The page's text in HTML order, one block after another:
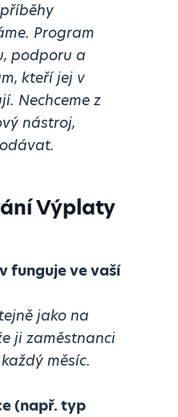
Program
podporu a
kteří jej v
Nechceme z
nástroj,
Výplaty
funguje ve vaší
jako na
ji zaměstnanci
měsíc.
(např. typ